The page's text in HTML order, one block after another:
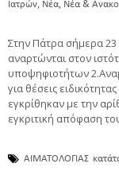
Ιατρών, Νέα, Νέα &
Στην Πάτρα σήμερα
αναρτώνται στον
υποψηφιοτήτων
για θέσεις
εγκρίθηκαν με την
εγκριτική απόφαση
ΑΙΜΑΤΟΛΟΓΙΑΣ